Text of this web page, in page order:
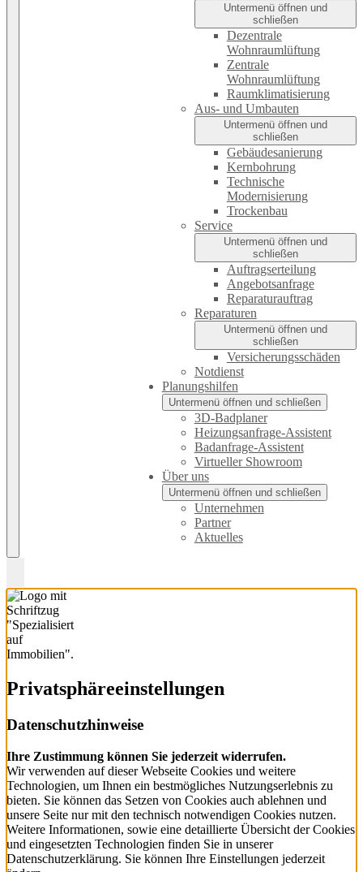
Untermenü öffnen und
schließen
Dezentrale
Wohnraumlüftung
Zentrale
Wohnraumlüftung
Raumklimatisierung
Aus- und Umbauten
Untermenü öffnen und
schließen
Gebäudesanierung
Kernbohrung
Technische
Modernisierung
Trockenbau
Service
Untermenü öffnen und
schließen
Auftragserteilung
Angebotsanfrage
Reparaturauftrag
Reparaturen
Untermenü öffnen und
schließen
Versicherungsschäden
Notdienst
Planungshilfen
Untermenü öffnen und schließen
3D-Badplaner
Heizungsanfrage-Assistent
Badanfrage-Assistent
Virtueller Showroom
Über uns
Untermenü öffnen und schließen
Unternehmen
Partner
Aktuelles
Privatsphäre­einstellungen
Datenschutzhinweise
Ihre Zustimmung können Sie jederzeit widerrufen.
Wir verwenden auf dieser Webseite Cookies und weitere
Technologien, um Ihnen ein bestmögliches Nutzungserlebnis zu
bieten. Sie können das Setzen von Cookies auch ablehnen und
unsere Seite nur mit den technisch notwendigen Cookies nutzen.
Weitere Informationen, sowie eine detaillierte Übersicht der Cookies
und eingesetzten Technologien finden Sie in unserer
Datenschutzerklärung. Sie können Ihre Einstellungen jederzeit